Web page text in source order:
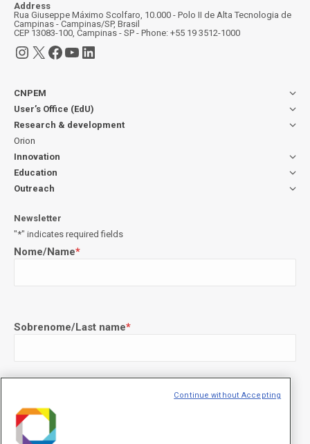
Address
Rua Giuseppe Máximo Scolfaro, 10.000 - Polo II de Alta Tecnologia de
Campinas - Campinas/SP, Brasil
CEP 13083-100, Campinas - SP - Phone: +55 19 3512-1000
Instagram
X Facebook
YouTube
LinkedIn
CNPEM
User’s Office (EdU)
Research & development
Orion
Innovation
Education
Outreach
Newsletter
"*" indicates required fields
Nome/Name*
Sobrenome/Last name*
Continue without Accepting